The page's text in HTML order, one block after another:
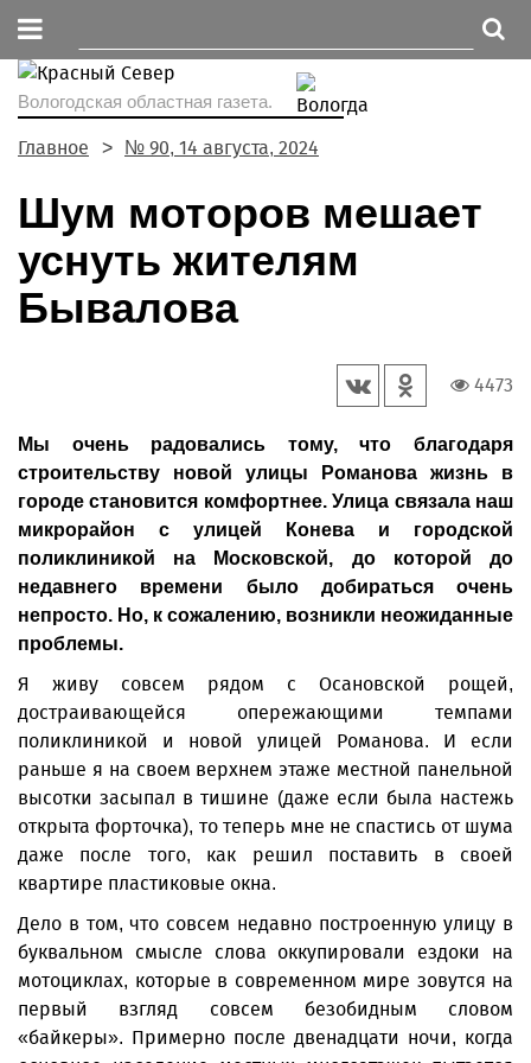
Вологодская областная газета.
Главное № 90, 14 августа, 2024
Шум моторов мешает
уснуть жителям
Бывалова
4473
Мы очень радовались тому, что благодаря
строительству новой улицы Романова жизнь в
городе становится комфортнее. Улица связала наш
микрорайон с улицей Конева и городской
поликлиникой на Московской, до которой до
недавнего времени было добираться очень
непросто. Но, к сожалению, возникли неожиданные
проблемы.
Я живу совсем рядом с Осановской рощей,
достраивающейся опережающими темпами
поликлиникой и новой улицей Романова. И если
раньше я на своем верхнем этаже местной панельной
высотки засыпал в тишине (даже если была настежь
открыта форточка), то теперь мне не спастись от шума
даже после того, как решил поставить в своей
квартире пластиковые окна.
Дело в том, что совсем недавно построенную улицу в
буквальном смысле слова оккупировали ездоки на
мотоциклах, которые в современном мире зовутся на
первый взгляд совсем безобидным словом
«байкеры». Примерно после двенадцати ночи, когда